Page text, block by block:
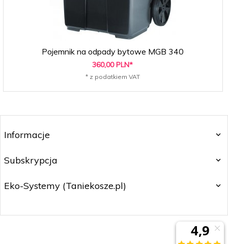
Pojemnik na odpady bytowe MGB 340
360,00 PLN*
* z podatkiem VAT
Informacje
Subskrypcja
Eko-Systemy (Taniekosze.pl)